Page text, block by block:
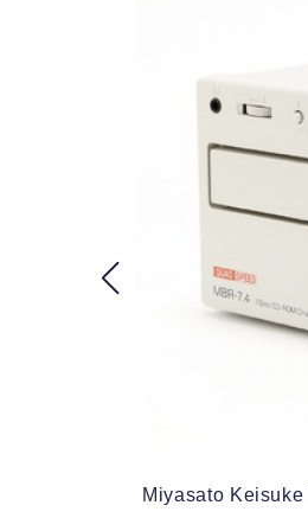
Miyasato Keisuke